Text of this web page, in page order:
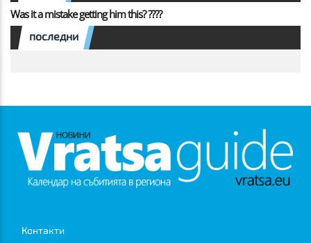
Was it a mistake getting him this? ????
последни
Контакти